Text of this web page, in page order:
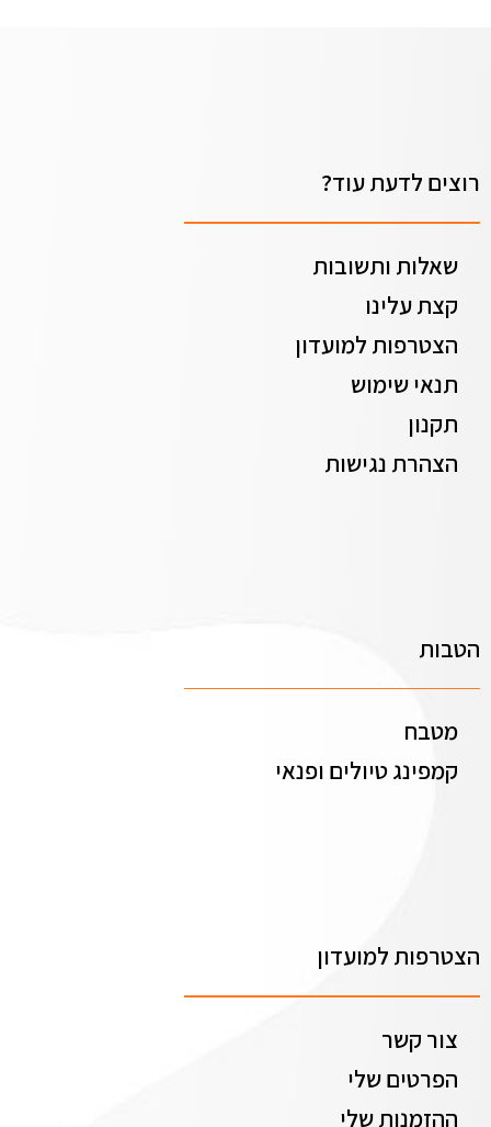
רוצים לדעת עוד?
שאלות ותשובות
קצת עלינו
הצטרפות למועדון
תנאי שימוש
תקנון
הצהרת נגישות
הטבות
מטבח
קמפינג טיולים ופנאי
הצטרפות למועדון
צור קשר
הפרטים שלי
ההזמנות שלי